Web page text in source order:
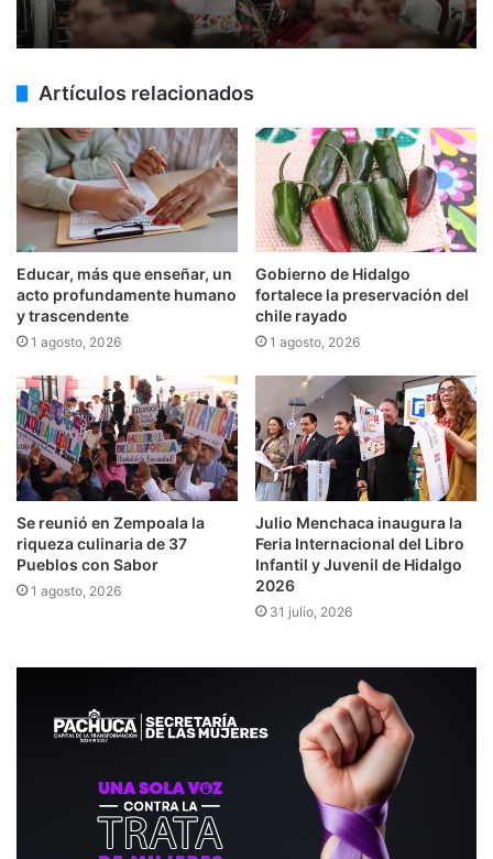
Artículos relacionados
Educar, más que enseñar, un
acto profundamente humano
y trascendente
1 agosto, 2026
Gobierno de Hidalgo
fortalece la preservación del
chile rayado
1 agosto, 2026
Se reunió en Zempoala la
riqueza culinaria de 37
Pueblos con Sabor
1 agosto, 2026
Julio Menchaca inaugura la
Feria Internacional del Libro
Infantil y Juvenil de Hidalgo
2026
31 julio, 2026